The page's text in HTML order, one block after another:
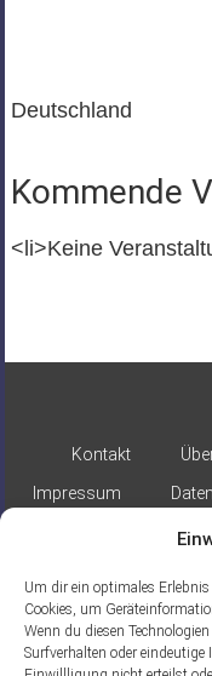
Um dir ein optimales
Cookies, um
Wenn du diesen
Surfverhalten oder eindeutige
Deutschland
Kommende
<li>Keine
Kontakt
Impressum